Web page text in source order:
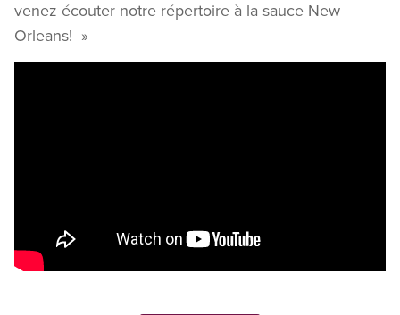
venez écouter notre répertoire à la sauce New
Orleans! »